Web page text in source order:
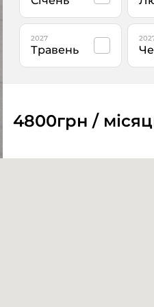
2027
Травень
4800грн /